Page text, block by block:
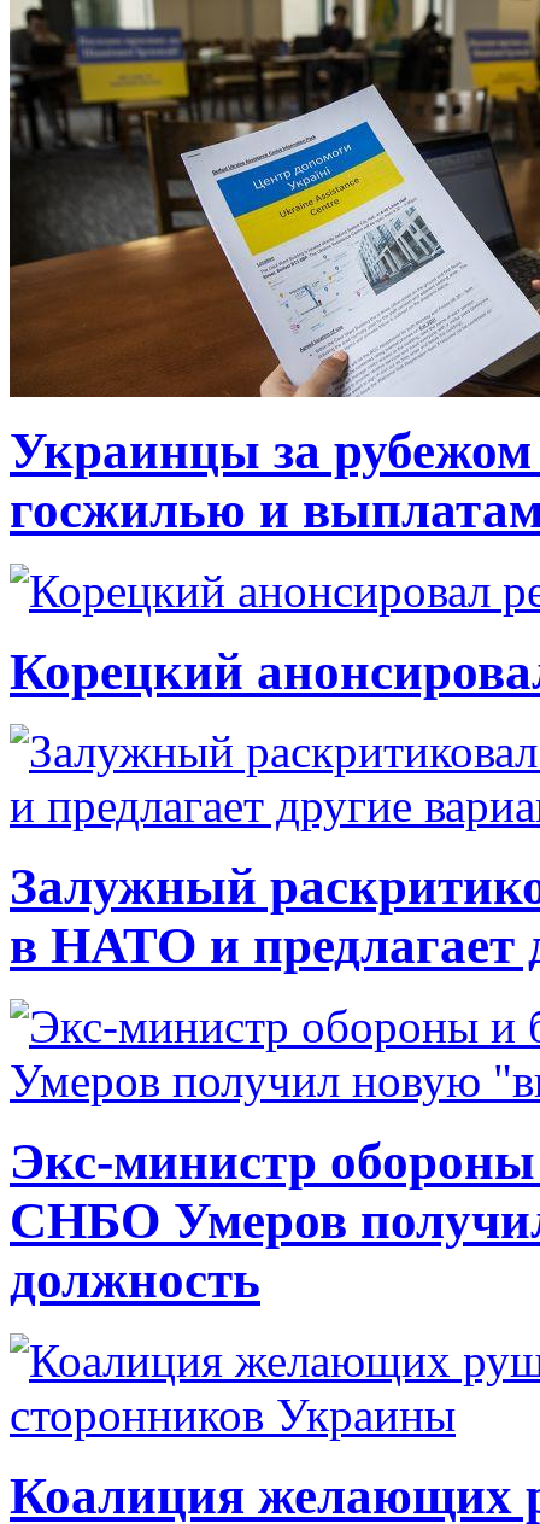
Украинцы за рубежом
госжилью и
Корецкий
Залужный
в НАТО и предлагает
Экс-министр
СНБО Умеров
должность
Коалиция желающих